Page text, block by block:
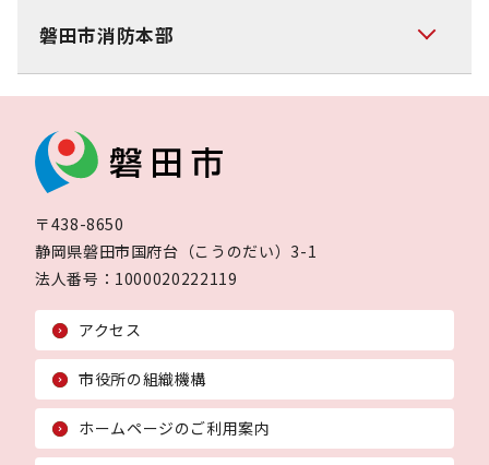
磐田市消防本部
〒438-8650
静岡県磐田市国府台（こうのだい）3-1
法人番号： 1000020222119
アクセス
市役所の組織機構
ホームページのご利用案内